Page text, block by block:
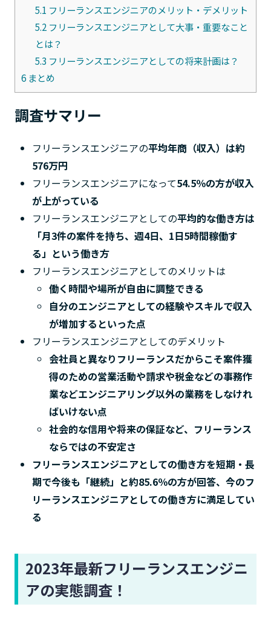
5.1 フリーランスエンジニアのメリット・デメリット
5.2フリーランスエンジニアとして大事・重要なこと
とは？
5.3 フリーランスエンジニアとしての将来計画は？
6まとめ
調査サマリー
フリーランスエンジニアの平均年商（収入）は約
576万円
フリーランスエンジニアになって54.5％の方が収入
が上がっている
フリーランスエンジニアとしての平均的な働き方は
「月3件の案件を持ち、週4日、1日5時間稼働す
る」という働き方
フリーランスエンジニアとしてのメリットは
働く時間や場所が自由に調整できる
自分のエンジニアとしての経験やスキルで収入
が増加するといった点
フリーランスエンジニアとしてのデメリット
会社員と異なりフリーランスだからこそ案件獲
得のための営業活動や請求や税金などの事務作
業などエンジニアリング以外の業務をしなけれ
ばいけない点
社会的な信用や将来の保証など、フリーランス
ならではの不安定さ
フリーランスエンジニアとしての働き方を短期・長
期で今後も「継続」と約85.6％の方が回答、今のフ
リーランスエンジニアとしての働き方に満足してい
る
2023年最新フリーランスエンジニ
アの実態調査！